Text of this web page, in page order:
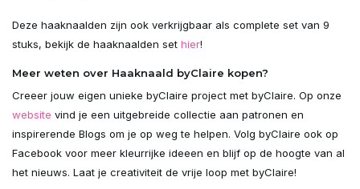
Deze haaknaalden zijn ook verkrijgbaar als complete set van 9
stuks, bekijk de haaknaalden set hier!
Meer weten over Haaknaald byClaire kopen?
Creeer jouw eigen unieke byClaire project met byClaire. Op onze
website vind je een uitgebreide collectie aan patronen en
inspirerende Blogs om je op weg te helpen. Volg byClaire ook op
Facebook voor meer kleurrijke ideeen en blijf op de hoogte van al
het nieuws. Laat je creativiteit de vrije loop met byClaire!